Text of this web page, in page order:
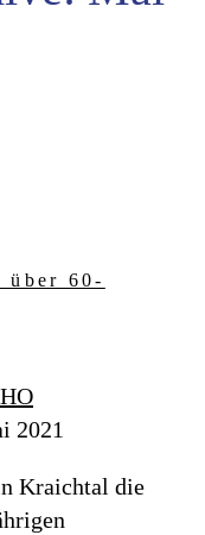
60-
2021
Kraichtal die